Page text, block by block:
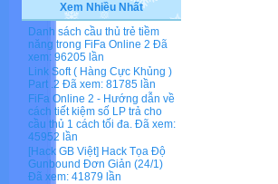
Xem Nhiều Nhất
Danh sách cầu thủ trẻ tiềm
năng trong FiFa Online 2 Đã
xem: 96205 lần
Link Soft ( Hàng Cực Khủng )
Part .2 Đã xem: 81785 lần
FiFa Online 2 - Hướng dẫn về
cách tiết kiệm số LP trả cho
cầu thủ 1 cách tối đa. Đã xem:
45952 lần
[Hack GB Việt] Hack Tọa Độ
Gunbound Đơn Giản (24/1)
Đã xem: 41879 lần